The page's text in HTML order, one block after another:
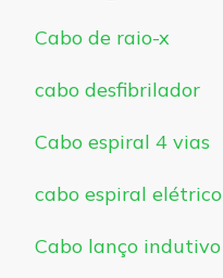
Cabo de raio-x
cabo desfibrilador
Cabo espiral 4 vias
cabo espiral elétrico
Cabo lanço indutivo